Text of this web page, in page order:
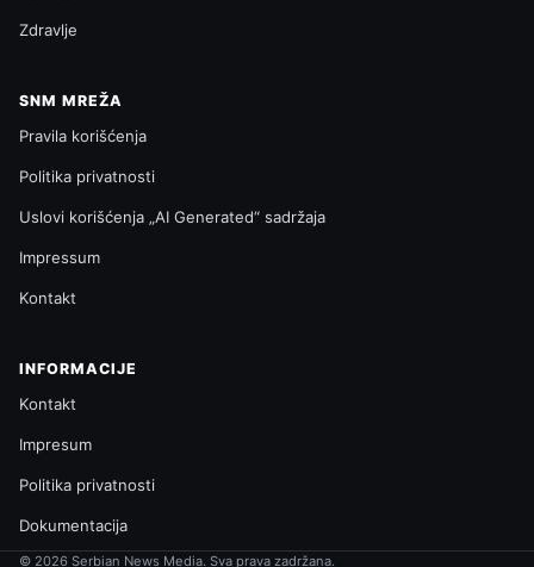
Zdravlje
SNM MREŽA
Pravila korišćenja
Politika privatnosti
Uslovi korišćenja „AI Generated“ sadržaja
Impressum
Kontakt
INFORMACIJE
Kontakt
Impresum
Politika privatnosti
Dokumentacija
© 2026 Serbian News Media. Sva prava zadržana.